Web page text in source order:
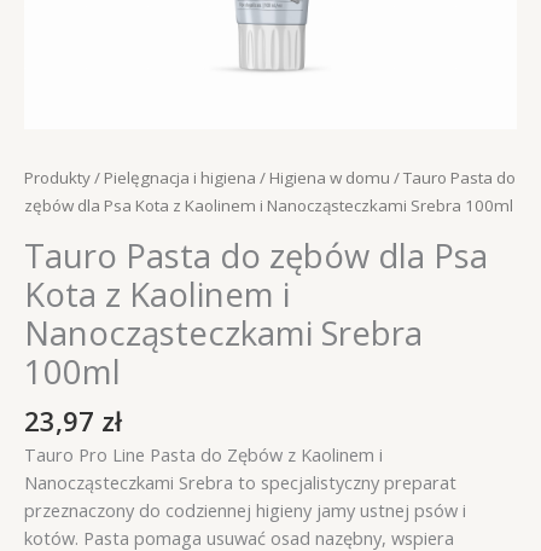
Produkty/ Pielęgnacja i higiena / Higiena w domu / Tauro Pasta do
zębów dla Psa Kota z Kaolinem i Nanocząsteczkami Srebra 100ml
Tauro Pasta do zębów dla Psa
Kota z Kaolinem i
Nanocząsteczkami Srebra
100ml
23,97 zł
Tauro Pro Line Pasta do Zębów z Kaolinem i
Nanocząsteczkami Srebra to specjalistyczny preparat
przeznaczony do codziennej higieny jamy ustnej psów i
kotów. Pasta pomaga usuwać osad nazębny, wspiera